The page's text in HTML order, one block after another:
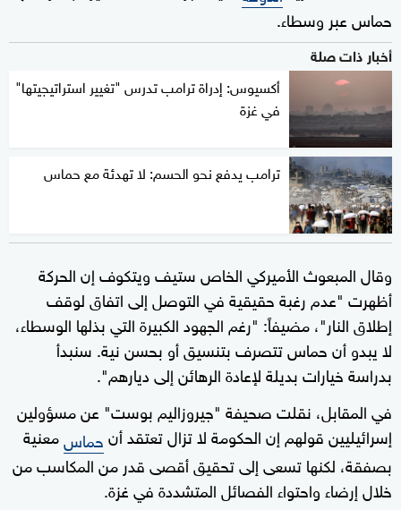
حماس عبر وسطاء.
أخبار ذات صلة
أكسيوس: إدراة ترامب تدرس "تغيير استراتيجيتها"
في غزة
ترامب يدفع نحو الحسم: لا تهدئة مع حماس
وقال المبعوث الأميركي الخاص ستيف ويتكوف إن الحركة
أظهرت "عدم رغبة حقيقية في التوصل إلى اتفاق لوقف
إطلاق النار"، مضيفاً: "رغم الجهود الكبيرة التي بذلها الوسطاء،
لا يبدو أن حماس تتصرف بتنسيق أو بحسن نية. سنبدأ
بدراسة خيارات بديلة لإعادة الرهائن إلى ديارهم".
في المقابل، نقلت صحيفة "جيروزاليم بوست" عن مسؤولين
إسرائيليين قولهم إن الحكومة لا تزال تعتقد أنحماسمعنية
بصفقة، لكنها تسعى إلى تحقيق أقصى قدر من المكاسب من
خلال إرضاء واحتواء الفصائل المتشددة في غزة.